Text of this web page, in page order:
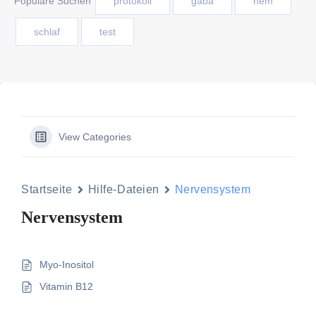
schlaf test
View Categories
Startseite Hilfe-Dateien Nervensystem
Nervensystem
Myo-Inositol
Vitamin B12